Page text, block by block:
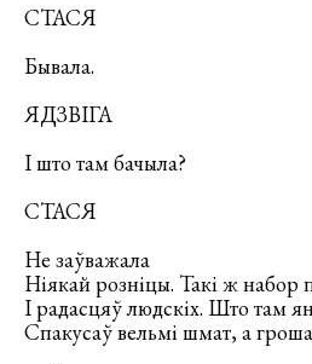
СТАСЯ
Бывала.
ЯДЗВІГА
І што там бачыла?
СТАСЯ
Не заўважала
Ніякай розніцы. Такі ж набор
І радасцяў людскіх. Што там
Спакусаў вельмі шмат, а